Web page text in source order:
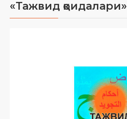
«Тажвид қоидалари‎»